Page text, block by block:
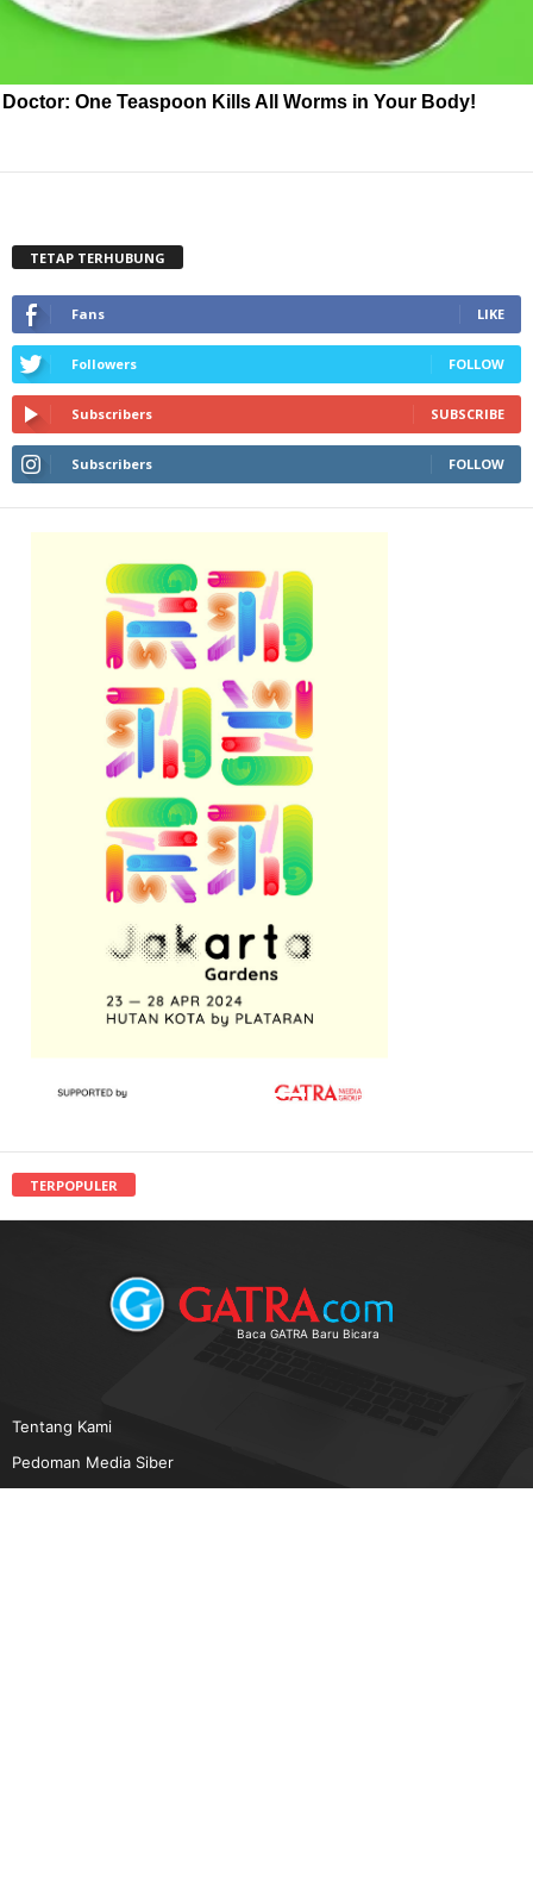
Doctor: One Teaspoon Kills All Worms in Your Body!
TETAP TERHUBUNG
Fans LIKE
Followers FOLLOW
Subscribers SUBSCRIBE
Subscribers FOLLOW
TERPOPULER
Baca GATRA Baru Bicara
Tentang Kami
Pedoman Media Siber